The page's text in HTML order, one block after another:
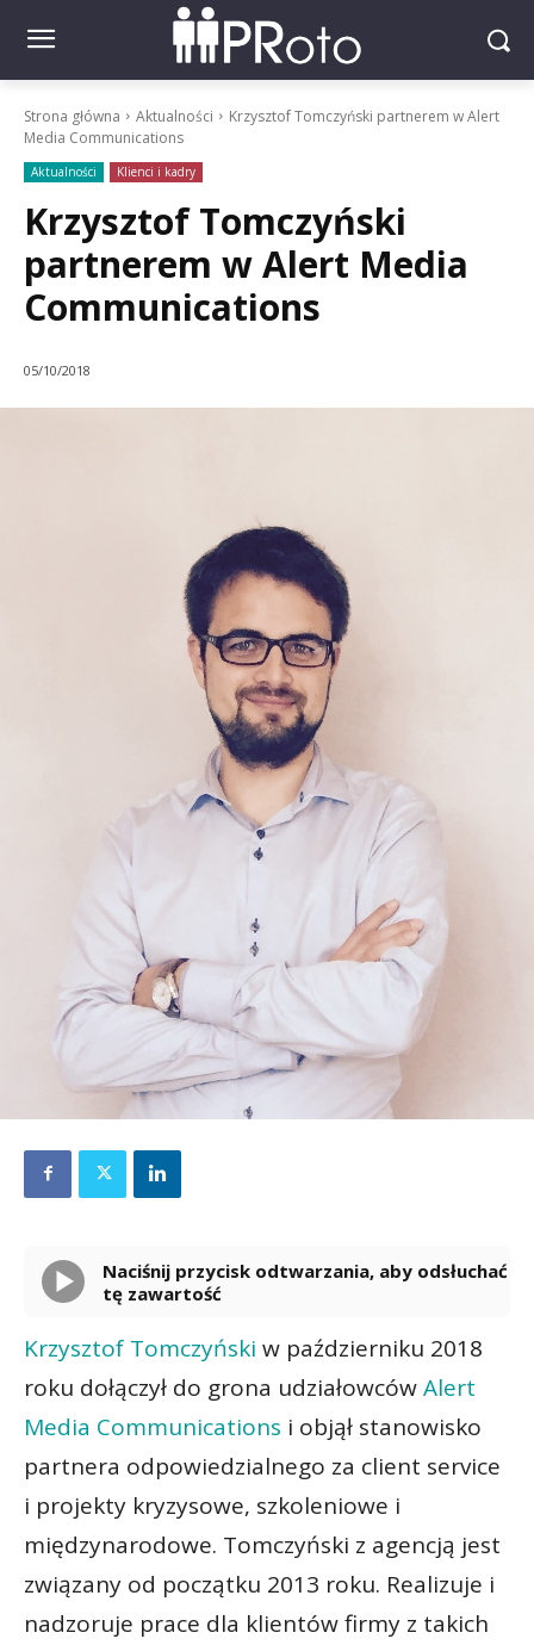
Strona główna Aktualności
Krzysztof Tomczyński partnerem w Alert
Media Communications
Aktualności Klienci i kadry
Krzysztof Tomczyński
partnerem w Alert Media
Communications
05/10/2018
Naciśnij przycisk odtwarzania, aby odsłuchać
tę zawartość
Krzysztof Tomczyński w październiku 2018
roku dołączył do grona udziałowcówAlert
Media Communications i objął stanowisko
partnera odpowiedzialnego za client service
i projekty kryzysowe, szkoleniowe i
międzynarodowe. Tomczyński z agencją jest
związany od początku 2013 roku. Realizuje i
nadzoruje prace dla klientów firmy z takich